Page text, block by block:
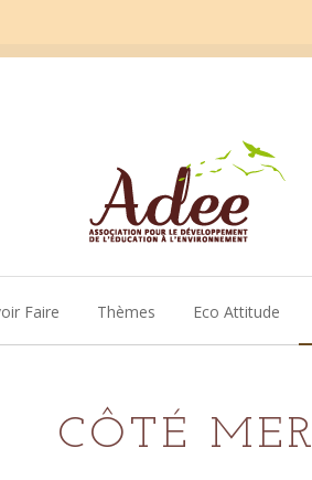
Faire Thèmes Eco Attitude
CÔTÉ MER